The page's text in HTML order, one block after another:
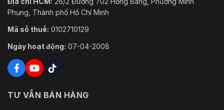
Phụng, Thành phố Hồ Chí Minh
Mã số thuế: 0102710129
Ngày hoạt động: 07-04-2008
TƯ VẤN BÁN HÀNG